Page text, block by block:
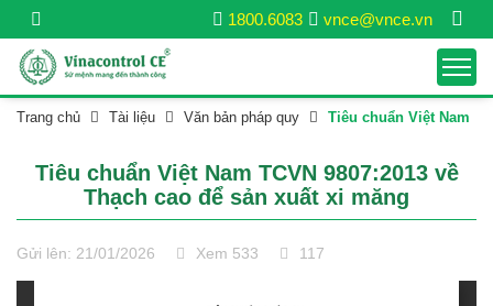
vnce@vnce.vn
1800.6083
Trang chủ Tài liệu Văn bản pháp quy Tiêu chuẩn Việt Nam
Tiêu chuẩn Việt Nam TCVN 9807:2013 về
Thạch cao để sản xuất xi măng
Gửi lên: 21/01/2026 Xem 533 117